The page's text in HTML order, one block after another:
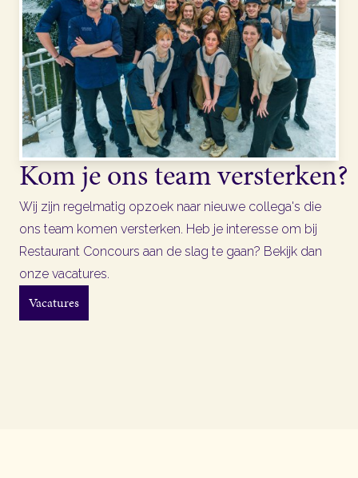
Kom je ons team versterken?
Wij zijn regelmatig opzoek naar nieuwe collega's die
ons team komen versterken. Heb je interesse om bij
Restaurant Concours aan de slag te gaan? Bekijk dan
onze vacatures.
Vacatures